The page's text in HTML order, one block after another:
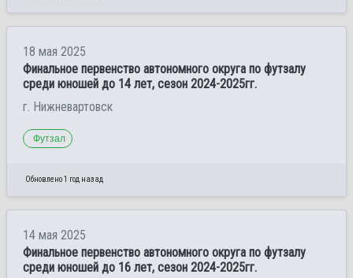
18 мая 2025
Финальное первенство автономного округа по футзалу
среди юношей до 14 лет, сезон 2024-2025гг.
г. Нижневартовск
Футзал
Обновлено 1 год назад
14 мая 2025
Финальное первенство автономного округа по футзалу
среди юношей до 16 лет, сезон 2024-2025гг.